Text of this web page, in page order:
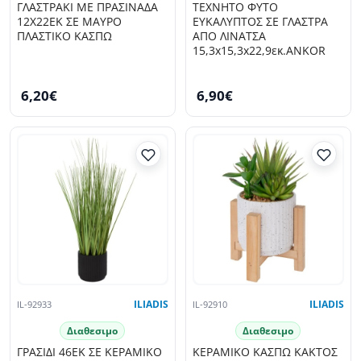
ΓΛΑΣΤΡΑΚΙ ΜΕ ΠΡΑΣΙΝΑΔΑ
12Χ22ΕΚ ΣΕ ΜΑΥΡΟ
ΠΛΑΣΤΙΚΟ ΚΑΣΠΩ
6,20€
ΤΕΧΝΗΤΟ ΦΥΤΟ
ΕΥΚΑΛΥΠΤΟΣ ΣΕ ΓΛΑΣΤΡΑ
ΑΠΟ ΛΙΝΑΤΣΑ
15,3x15,3x22,9εκ.ANKOR
6,90€
IL-92933 ILIADIS
Διαθεσιμο
ΓΡΑΣΙΔΙ 46ΕΚ ΣΕ ΚΕΡΑΜΙΚΟ
IL-92910 ILIADIS
Διαθεσιμο
ΚΕΡΑΜΙΚΟ ΚΑΣΠΩ ΚΑΚΤΟΣ